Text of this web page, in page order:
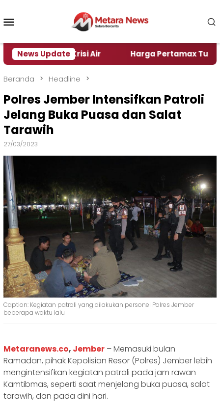
konten
News Update
Alami Krisi Air Harga Pertamax Turun Per
Beranda Headline
Polres Jember Intensifkan Patroli
Jelang Buka Puasa dan Salat
Tarawih
27/03/2023
Caption: Kegiatan patroli yang dilakukan personel Polres Jember
beberapa waktu lalu
Metaranews.co, Jember – Memasuki bulan
Ramadan, pihak Kepolisian Resor (Polres) Jember lebih
mengintensifkan kegiatan patroli pada jam rawan
Kamtibmas, seperti saat menjelang buka puasa, salat
tarawih, dan pada dini hari.